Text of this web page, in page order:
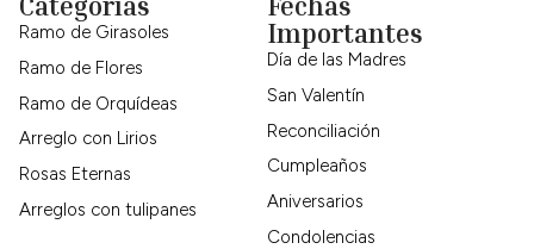
Ramo de Girasoles
Ramo de Flores
Ramo de Orquídeas
Arreglo con Lirios
Rosas Eternas
Arreglos con tulipanes
Importantes
Día de las Madres
San Valentín
Reconciliación
Cumpleaños
Aniversarios
Condolencias